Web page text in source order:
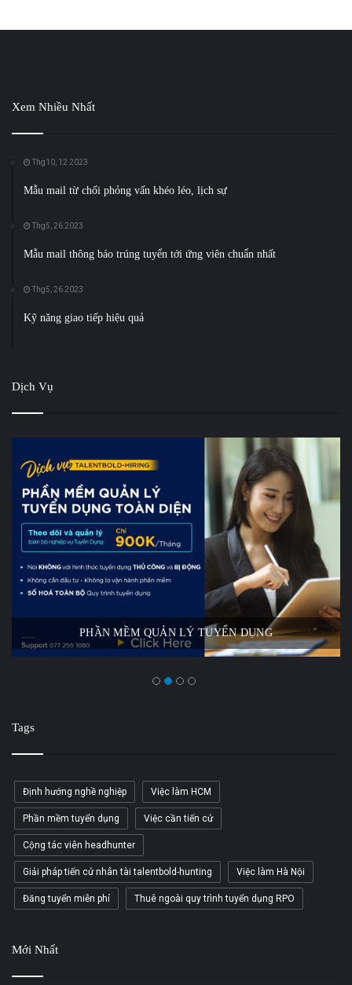
Xem Nhiều Nhất
Thg10, 12 2023
Mẫu mail từ chối phỏng vấn khéo léo, lịch sự
Thg5, 26 2023
Mẫu mail thông báo trúng tuyển tới ứng viên chuẩn nhất
Thg5, 26 2023
Kỹ năng giao tiếp hiệu quả
Dịch Vụ
PHẦN MỀM QUẢN LÝ TUYỂN DỤNG
Tags
Định hướng nghề nghiệp Việc làm HCM
Phần mềm tuyển dụng Việc cần tiến cử
Cộng tác viên headhunter
Giải pháp tiến cử nhân tài talentbold-hunting Việc làm Hà Nội
Đăng tuyển miễn phí Thuê ngoài quy trình tuyển dụng RPO
Mới Nhất